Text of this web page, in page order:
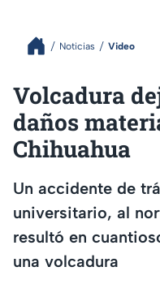
Noticias Video
Volcadura
daños
Chihuahua
Un accidente de
universitario, al
resultó en
una volcadura